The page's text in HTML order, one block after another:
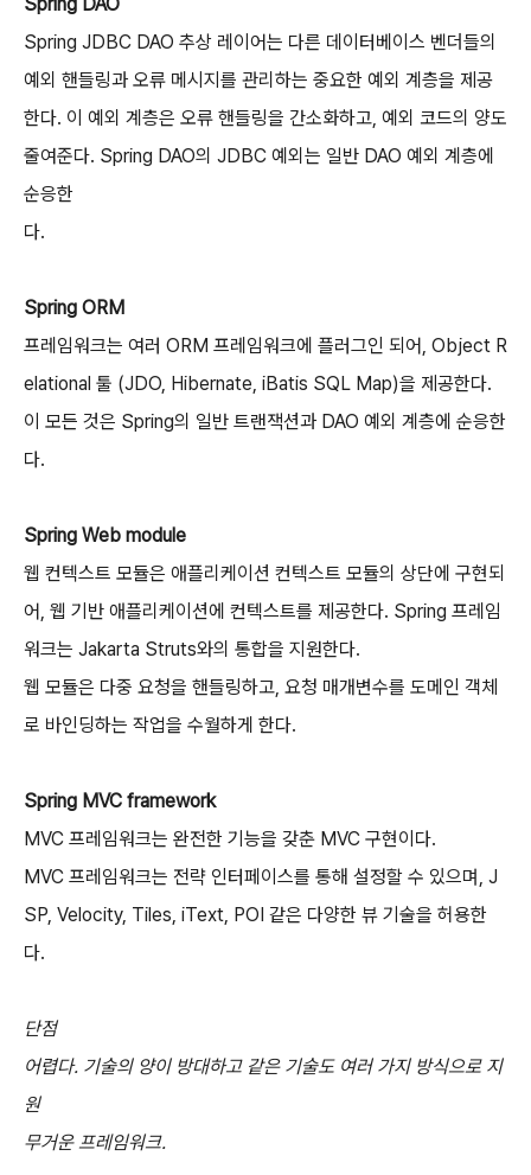
Spring JDBC DAO 추상 레이어는 다른 데이터베이스 벤더들의
예외 핸들링과 오류 메시지를 관리하는 중요한 예외 계층을 제공
한다. 이 예외 계층은 오류 핸들링을 간소화하고, 예외 코드의 양도
줄여준다. Spring DAO의 JDBC 예외는 일반 DAO 예외 계층에
순응한
다.
Spring ORM
프레임워크는 여러 ORM 프레임워크에 플러그인 되어, Object R
elational 툴 (JDO, Hibernate, iBatis SQL Map)을 제공한다.
이 모든 것은 Spring의 일반 트랜잭션과 DAO 예외 계층에 순응한
다.
Spring Web module
웹 컨텍스트 모듈은 애플리케이션 컨텍스트 모듈의 상단에 구현되
어, 웹 기반 애플리케이션에 컨텍스트를 제공한다. Spring 프레임
워크는 Jakarta Struts와의 통합을 지원한다.
웹 모듈은 다중 요청을 핸들링하고, 요청 매개변수를 도메인 객체
로 바인딩하는 작업을 수월하게 한다.
Spring MVC framework
MVC 프레임워크는 완전한 기능을 갖춘 MVC 구현이다.
MVC 프레임워크는 전략 인터페이스를 통해 설정할 수 있으며, J
SP, Velocity, Tiles, iText, POI 같은 다양한 뷰 기술을 허용한
다.
단점
어렵다. 기술의 양이 방대하고 같은 기술도 여러 가지 방식으로 지
원
무거운 프레임워크.